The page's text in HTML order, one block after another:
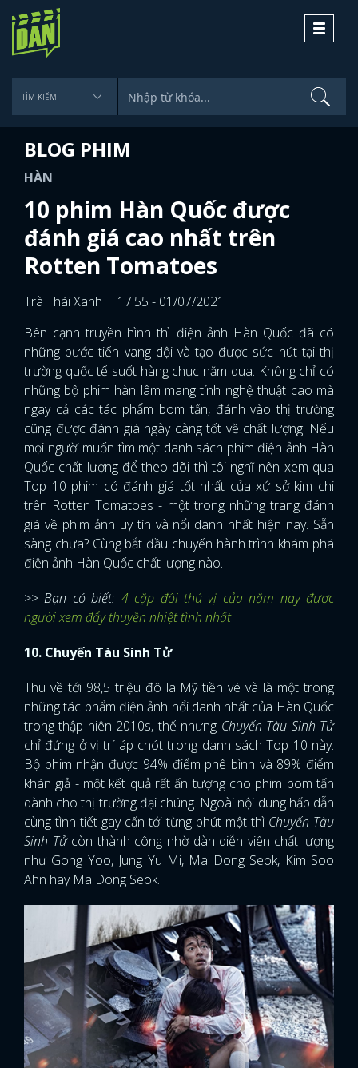
Toggle
BLOG PHIM
HÀN
10 phim Hàn Quốc được
đánh giá cao nhất trên
Rotten Tomatoes
Trà Thái Xanh
17:55 - 01/07/2021
Bên cạnh truyền hình thì điện ảnh Hàn Quốc đã có
những bước tiến vang dội và tạo được sức hút tại thị
trường quốc tế suốt hàng chục năm qua. Không chỉ có
những bộ phim hàn lâm mang tính nghệ thuật cao mà
ngay cả các tác phẩm bom tấn, đánh vào thị trường
cũng được đánh giá ngày càng tốt về chất lượng. Nếu
mọi người muốn tìm một danh sách phim điện ảnh Hàn
Quốc chất lượng để theo dõi thì tôi nghĩ nên xem qua
Top 10 phim có đánh giá tốt nhất của xứ sở kim chi
trên Rotten Tomatoes - một trong những trang đánh
giá về phim ảnh uy tín và nổi danh nhất hiện nay. Sẵn
sàng chưa? Cùng bắt đầu chuyến hành trình khám phá
điện ảnh Hàn Quốc chất lượng nào.
>> Bạn có biết: 4 cặp đôi thú vị của năm nay được
người xem đẩy thuyền nhiệt tình nhất
10. Chuyến Tàu Sinh Tử
Thu về tới 98,5 triệu đô la Mỹ tiền vé và là một trong
những tác phẩm điện ảnh nổi danh nhất của Hàn Quốc
trong thập niên 2010s, thế nhưng Chuyến Tàu Sinh Tử
chỉ đứng ở vị trí áp chót trong danh sách Top 10 này.
Bộ phim nhận được 94% điểm phê bình và 89% điểm
khán giả - một kết quả rất ấn tượng cho phim bom tấn
dành cho thị trường đại chúng. Ngoài nội dung hấp dẫn
cùng tình tiết gay cấn tới từng phút một thì Chuyến Tàu
Sinh Tửcòn thành công nhờ dàn diễn viên chất lượng
như Gong Yoo, Jung Yu Mi, Ma Dong Seok, Kim Soo
Ahn hay Ma Dong Seok.